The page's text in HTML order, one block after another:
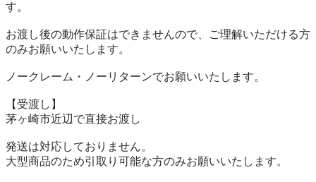
す。
お渡し後の動作保証はできませんので、ご理解いただける方
のみお願いいたします。
ノークレーム・ノーリターンでお願いいたします。
【受渡し】
茅ヶ崎市近辺で直接お渡し
発送は対応しておりません。
大型商品のため引取り可能な方のみお願いいたします。